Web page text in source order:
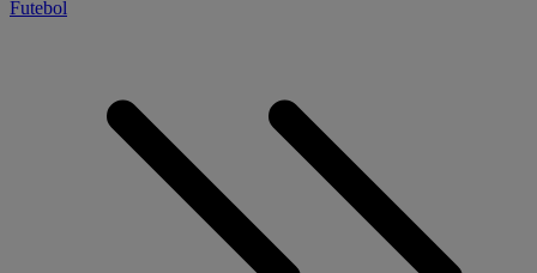
Futebol